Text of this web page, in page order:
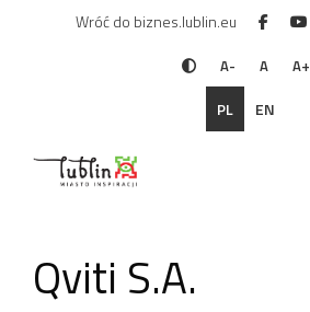
Wróć do biznes.lublin.eu
A- A A+
PL EN
Qviti S.A.